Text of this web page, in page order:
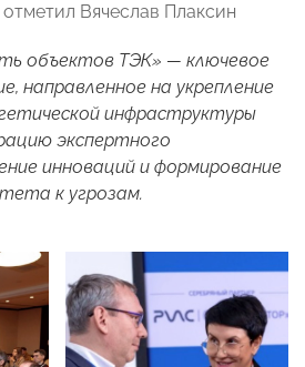
Вячеслав Плаксин
объектов ТЭК» — ключевое
направленное на укрепление
инфраструктуры
экспертного
инноваций и формирование
к угрозам.